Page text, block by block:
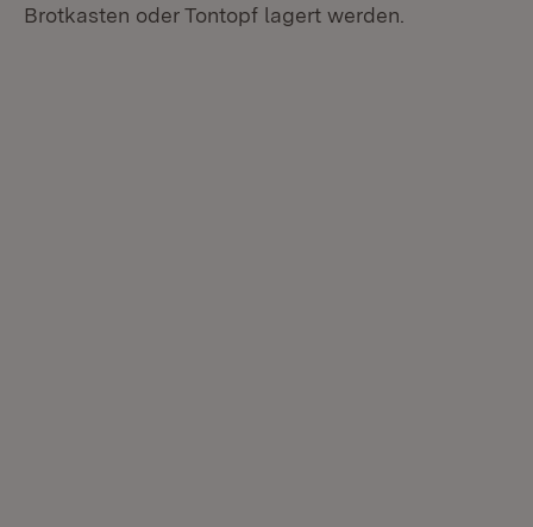
Brotkasten oder Tontopf lagert werden.